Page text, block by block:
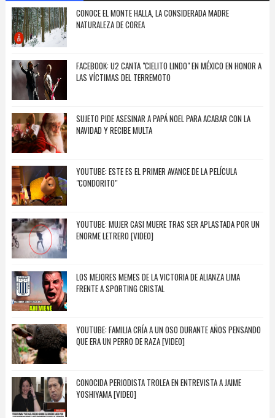
CONOCE EL MONTE HALLA, LA CONSIDERADA MADRE
NATURALEZA DE COREA
FACEBOOK: U2 CANTA "CIELITO LINDO" EN MÉXICO EN HONOR A
LAS VÍCTIMAS DEL TERREMOTO
SUJETO PIDE ASESINAR A PAPÁ NOEL PARA ACABAR CON LA
NAVIDAD Y RECIBE MULTA
YOUTUBE: ESTE ES EL PRIMER AVANCE DE LA PELÍCULA
"CONDORITO"
YOUTUBE: MUJER CASI MUERE TRAS SER APLASTADA POR UN
ENORME LETRERO [VIDEO]
LOS MEJORES MEMES DE LA VICTORIA DE ALIANZA LIMA
FRENTE A SPORTING CRISTAL
YOUTUBE: FAMILIA CRÍA A UN OSO DURANTE AÑOS PENSANDO
QUE ERA UN PERRO DE RAZA [VIDEO]
CONOCIDA PERIODISTA TROLEA EN ENTREVISTA A JAIME
YOSHIYAMA [VIDEO]